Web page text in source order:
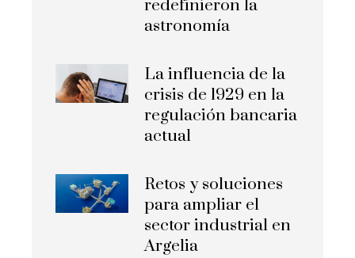
redefinieron la
astronomía
La influencia de la
crisis de 1929 en la
regulación bancaria
actual
Retos y soluciones
para ampliar el
sector industrial en
Argelia